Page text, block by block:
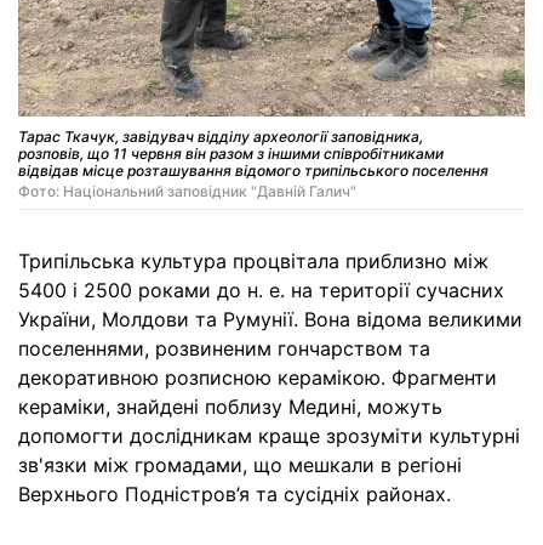
Тарас Ткачук, завідувач відділу археології заповідника,
розповів, що 11 червня він разом з іншими співробітниками
відвідав місце розташування відомого трипільського поселення
Фото: Національний заповідник "Давній Галич"
Трипільська культура процвітала приблизно між
5400 і 2500 роками до н. е. на території сучасних
України, Молдови та Румунії. Вона відома великими
поселеннями, розвиненим гончарством та
декоративною розписною керамікою. Фрагменти
кераміки, знайдені поблизу Медині, можуть
допомогти дослідникам краще зрозуміти культурні
зв'язки між громадами, що мешкали в регіоні
Верхнього Подністров’я та сусідніх районах.